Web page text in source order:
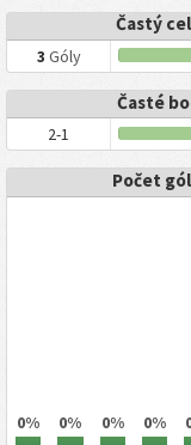
Častý
3 Góly
Časté
2-1
Počet
0% 0% 0% 0%